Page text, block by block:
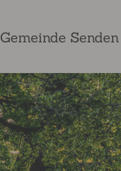
Gemeinde Senden